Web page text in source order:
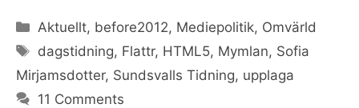
Categories
Aktuellt, before2012, Mediepolitik, Omvärld
Tags
dagstidning, Flattr, HTML5, Mymlan, Sofia
Mirjamsdotter, Sundsvalls Tidning, upplaga
11 Comments